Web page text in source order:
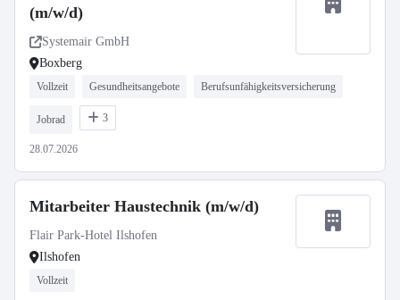
(m/w/d)
Systemair GmbH
Boxberg
Vollzeit Gesundheitsangebote Berufsunfähigkeitsversicherung
Jobrad 3
28.07.2026
Mitarbeiter Haustechnik (m/w/d)
Flair Park-Hotel Ilshofen
Ilshofen
Vollzeit